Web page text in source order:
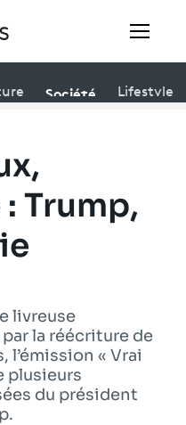
Société Lifestyle
Trump,
livreuse
par la réécriture de
l’émission « Vrai
plusieurs
du président